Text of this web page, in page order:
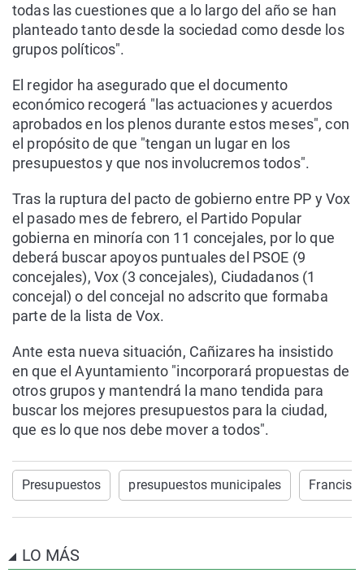
todas las cuestiones que a lo largo del año se han
planteado tanto desde la sociedad como desde los
grupos políticos".
El regidor ha asegurado que el documento
económico recogerá "las actuaciones y acuerdos
aprobados en los plenos durante estos meses", con
el propósito de que "tengan un lugar en los
presupuestos y que nos involucremos todos".
Tras la ruptura del pacto de gobierno entre PP y Vox
el pasado mes de febrero, el Partido Popular
gobierna en minoría con 11 concejales, por lo que
deberá buscar apoyos puntuales del PSOE (9
concejales), Vox (3 concejales), Ciudadanos (1
concejal) o del concejal no adscrito que formaba
parte de la lista de Vox.
Ante esta nueva situación, Cañizares ha insistido
en que el Ayuntamiento "incorporará propuestas de
otros grupos y mantendrá la mano tendida para
buscar los mejores presupuestos para la ciudad,
que es lo que nos debe mover a todos".
Presupuestos presupuestos municipales
LO MÁS